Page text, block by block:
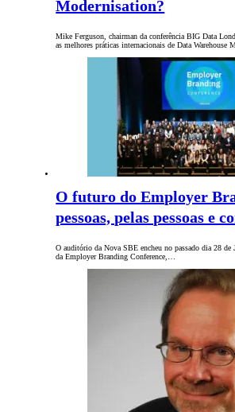
Modernisation?
Mike Ferguson, chairman da conferência BIG Data
as melhores práticas internacionais de Data Warehouse
O futuro do Employer
pessoas, pelas pessoas e
O auditório da Nova SBE encheu no passado dia 28 de
da Employer Branding Conference,…